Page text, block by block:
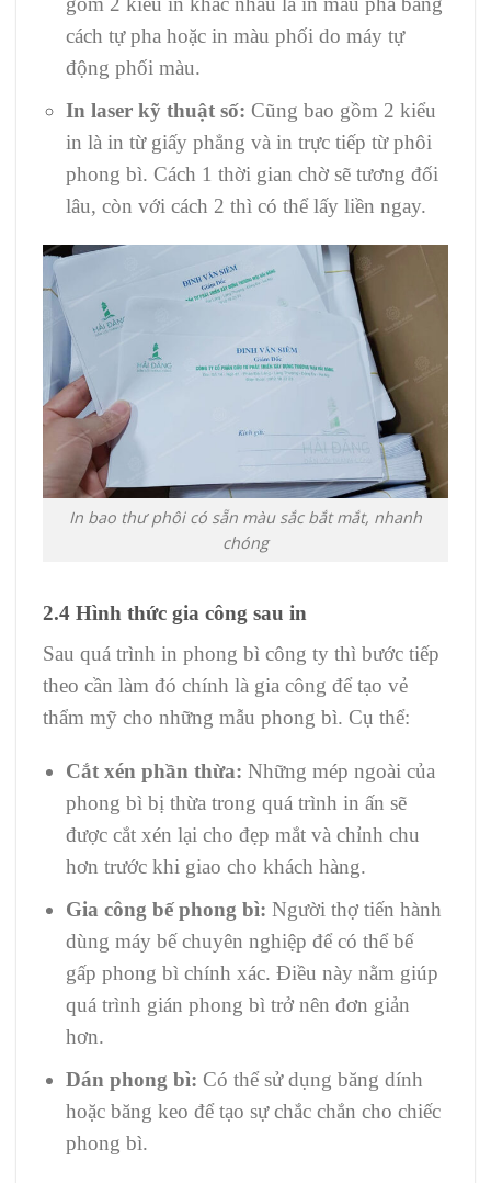
cách tự pha hoặc in màu phối do máy tự
động phối màu.
In laser kỹ thuật số: Cũng bao gồm 2 kiểu
in là in từ giấy phẳng và in trực tiếp từ phôi
phong bì. Cách 1 thời gian chờ sẽ tương đối
lâu, còn với cách 2 thì có thể lấy liền ngay.
In bao thư phôi có sẵn màu sắc bắt mắt, nhanh
chóng
2.4 Hình thức gia công sau in
Sau quá trình in phong bì công ty thì bước tiếp
theo cần làm đó chính là gia công để tạo vẻ
thẩm mỹ cho những mẫu phong bì. Cụ thể:
Cắt xén phần thừa: Những mép ngoài của
phong bì bị thừa trong quá trình in ấn sẽ
được cắt xén lại cho đẹp mắt và chỉnh chu
hơn trước khi giao cho khách hàng.
Gia công bế phong bì: Người thợ tiến hành
dùng máy bế chuyên nghiệp để có thể bế
gấp phong bì chính xác. Điều này nằm giúp
quá trình gián phong bì trở nên đơn giản
hơn.
Dán phong bì: Có thể sử dụng băng dính
hoặc băng keo để tạo sự chắc chắn cho chiếc
phong bì.